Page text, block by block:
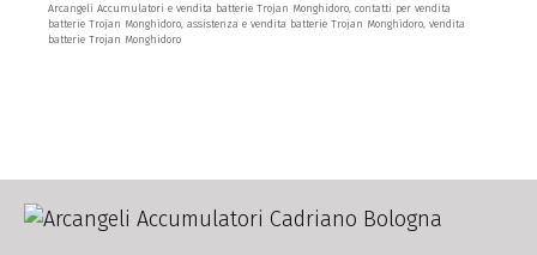
Arcangeli Accumulatori e vendita batterie Trojan Monghidoro, contatti per vendita
batterie Trojan Monghidoro, assistenza e vendita batterie Trojan Monghidoro, vendita
batterie Trojan Monghidoro